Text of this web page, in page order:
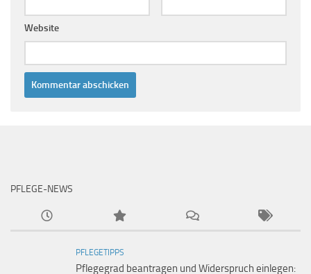
Website
PFLEGE-NEWS
PFLEGETIPPS
Pflegegrad beantragen und Widerspruch einlegen: